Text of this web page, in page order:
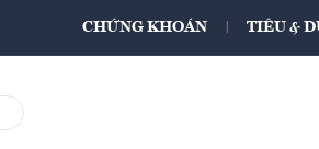
CHỨNG KHOÁN TIÊU &